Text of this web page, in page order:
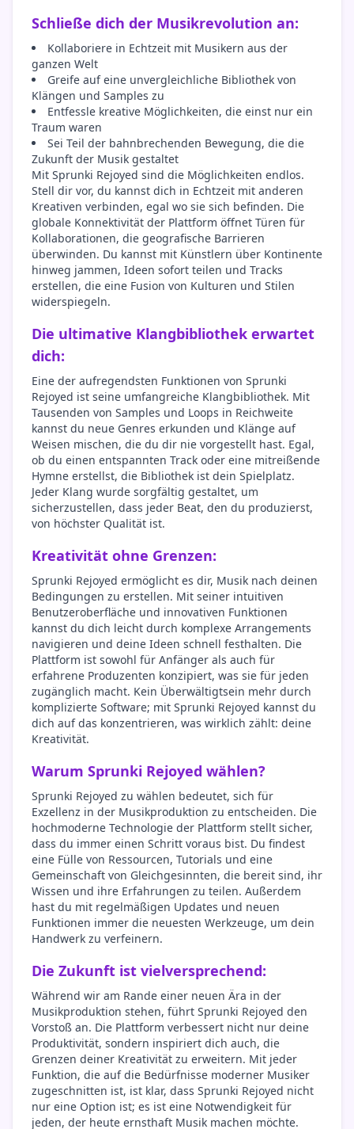
Schließe dich der Musikrevolution an:
Kollaboriere in Echtzeit mit Musikern aus der
ganzen Welt
Greife auf eine unvergleichliche Bibliothek von
Klängen und Samples zu
Entfessle kreative Möglichkeiten, die einst nur ein
Traum waren
Sei Teil der bahnbrechenden Bewegung, die die
Zukunft der Musik gestaltet
Mit Sprunki Rejoyed sind die Möglichkeiten endlos.
Stell dir vor, du kannst dich in Echtzeit mit anderen
Kreativen verbinden, egal wo sie sich befinden. Die
globale Konnektivität der Plattform öffnet Türen für
Kollaborationen, die geografische Barrieren
überwinden. Du kannst mit Künstlern über Kontinente
hinweg jammen, Ideen sofort teilen und Tracks
erstellen, die eine Fusion von Kulturen und Stilen
widerspiegeln.
Die ultimative Klangbibliothek erwartet
dich:
Eine der aufregendsten Funktionen von Sprunki
Rejoyed ist seine umfangreiche Klangbibliothek. Mit
Tausenden von Samples und Loops in Reichweite
kannst du neue Genres erkunden und Klänge auf
Weisen mischen, die du dir nie vorgestellt hast. Egal,
ob du einen entspannten Track oder eine mitreißende
Hymne erstellst, die Bibliothek ist dein Spielplatz.
Jeder Klang wurde sorgfältig gestaltet, um
sicherzustellen, dass jeder Beat, den du produzierst,
von höchster Qualität ist.
Kreativität ohne Grenzen:
Sprunki Rejoyed ermöglicht es dir, Musik nach deinen
Bedingungen zu erstellen. Mit seiner intuitiven
Benutzeroberfläche und innovativen Funktionen
kannst du dich leicht durch komplexe Arrangements
navigieren und deine Ideen schnell festhalten. Die
Plattform ist sowohl für Anfänger als auch für
erfahrene Produzenten konzipiert, was sie für jeden
zugänglich macht. Kein Überwältigtsein mehr durch
komplizierte Software; mit Sprunki Rejoyed kannst du
dich auf das konzentrieren, was wirklich zählt: deine
Kreativität.
Warum Sprunki Rejoyed wählen?
Sprunki Rejoyed zu wählen bedeutet, sich für
Exzellenz in der Musikproduktion zu entscheiden. Die
hochmoderne Technologie der Plattform stellt sicher,
dass du immer einen Schritt voraus bist. Du findest
eine Fülle von Ressourcen, Tutorials und eine
Gemeinschaft von Gleichgesinnten, die bereit sind, ihr
Wissen und ihre Erfahrungen zu teilen. Außerdem
hast du mit regelmäßigen Updates und neuen
Funktionen immer die neuesten Werkzeuge, um dein
Handwerk zu verfeinern.
Die Zukunft ist vielversprechend:
Während wir am Rande einer neuen Ära in der
Musikproduktion stehen, führt Sprunki Rejoyed den
Vorstoß an. Die Plattform verbessert nicht nur deine
Produktivität, sondern inspiriert dich auch, die
Grenzen deiner Kreativität zu erweitern. Mit jeder
Funktion, die auf die Bedürfnisse moderner Musiker
zugeschnitten ist, ist klar, dass Sprunki Rejoyed nicht
nur eine Option ist; es ist eine Notwendigkeit für
jeden, der heute ernsthaft Musik machen möchte.